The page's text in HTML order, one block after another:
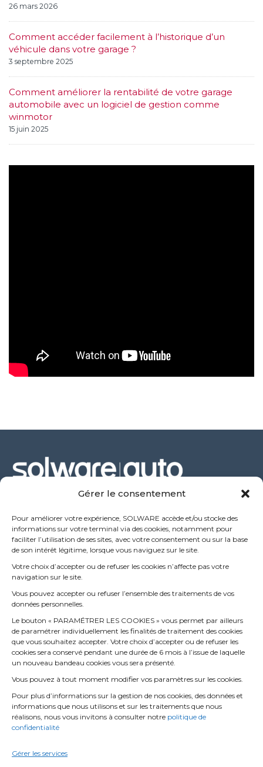
Gérer le consentement
Pour améliorer votre expérience, SOLWARE accède et/ou stocke des
informations sur votre terminal via des cookies, notamment pour
faciliter l’utilisation de ses sites, avec votre consentement ou sur la base
de son intérêt légitime, lorsque vous naviguez sur le site.
Votre choix d’accepter ou de refuser les cookies n’affecte pas votre
navigation sur le site.
Vous pouvez accepter ou refuser l’ensemble des traitements de vos
données personnelles.
Le bouton « PARAMÉTRER LES COOKIES » vous permet par ailleurs
de paramétrer individuellement les finalités de traitement des cookies
que vous souhaitez accepter. Votre choix d’accepter ou de refuser les
cookies sera conservé pendant une durée de 6 mois à l’issue de laquelle
un nouveau bandeau cookies vous sera présenté.
Vous pouvez à tout moment modifier vos paramètres sur les cookies.
Pour plus d’informations sur la gestion de nos cookies, des données et
informations que nous utilisons et sur les traitements que nous
réalisons, nous vous invitons à consulter notre politique de
confidentialité
Gérer les services
26 mars 2026
Comment accéder facilement à l’historique d’un
véhicule dans votre garage ?
3 septembre 2025
Comment améliorer la rentabilité de votre garage
automobile avec un logiciel de gestion comme
winmotor
15 juin 2025
53 rue de l’étang
69760 Limonest – FRANCE
+33 (0) 4 72 52 70 70
Winmotor cloud : la version 100% full web de winmotor
next pour votre garage
26 mars 2026
Comment accéder facilement à l’historique d’un
véhicule dans votre garage ?
3 septembre 2025
automobile avec un logiciel de gestion comme
winmotor
15 juin 2025
Politique de confidentialité